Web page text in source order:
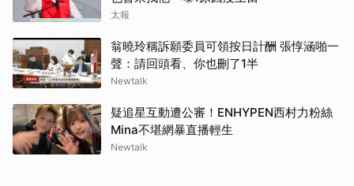
太報
翁曉玲稱訴願委員可領按日計酬 張惇涵啪一
聲：請回頭看、你也刪了1半
Newtalk
疑追星互動遭公審！ENHYPEN西村力粉絲
Mina不堪網暴直播輕生
Newtalk